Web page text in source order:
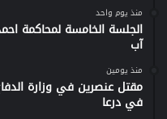
منذ يوم واحد
آب
منذ يومين
مقتل عنصرين في وزارة
في درعا